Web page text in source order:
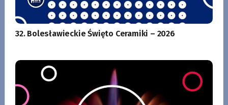
32. Bolesławieckie Święto Ceramiki – 2026